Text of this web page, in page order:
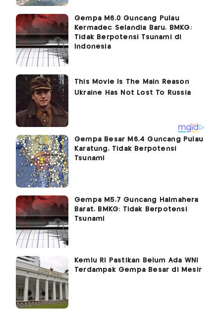
Gempa M6,0 Guncang Pulau
Kermadec Selandia Baru, BMKG:
Tidak Berpotensi Tsunami di
Indonesia
Gempa Besar M6,4 Guncang Pulau
Karatung, Tidak Berpotensi
Tsunami
Gempa M5,7 Guncang Halmahera
Barat, BMKG: Tidak Berpotensi
Tsunami
Kemlu RI Pastikan Belum Ada WNI
Terdampak Gempa Besar di Mesir